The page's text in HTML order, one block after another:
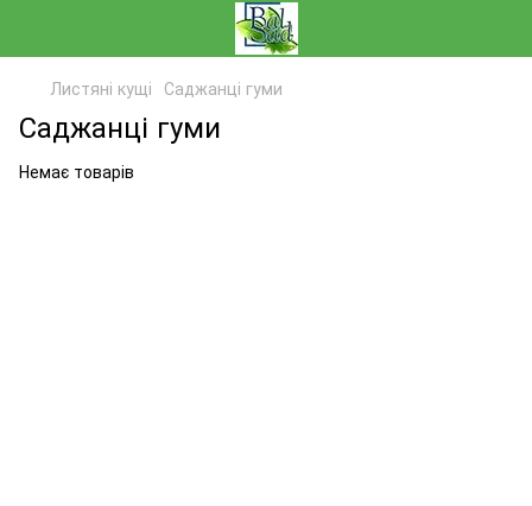
Листяні кущі Саджанці гуми
Саджанці гуми
Немає товарів